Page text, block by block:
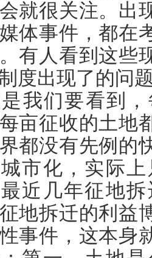
就很关注。出
体事件，都在
有人看到这些
度出现了的问
我们要看到
亩征收的土地
都没有先例的
市化，实际
近几年征地
地拆迁的利益
事件，这本身